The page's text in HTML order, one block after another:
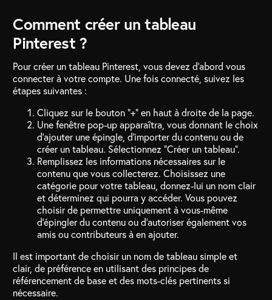
Comment créer un tableau
Pinterest ?
Pour créer un tableau Pinterest, vous devez d’abord vous
connecter à votre compte. Une fois connecté, suivez les
étapes suivantes :
Cliquez sur le bouton “+” en haut à droite de la page.
Une fenêtre pop-up apparaîtra, vous donnant le choix
d’ajouter une épingle, d’importer du contenu ou de
créer un tableau. Sélectionnez “Créer un tableau”.
Remplissez les informations nécessaires sur le
contenu que vous collecterez. Choisissez une
catégorie pour votre tableau, donnez-lui un nom clair
et déterminez qui pourra y accéder. Vous pouvez
choisir de permettre uniquement à vous-même
d’épingler du contenu ou d’autoriser également vos
amis ou contributeurs à en ajouter.
Il est important de choisir un nom de tableau simple et
clair, de préférence en utilisant des principes de
référencement de base et des mots-clés pertinents si
nécessaire.